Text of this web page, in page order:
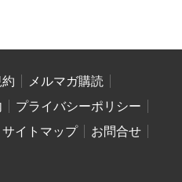
メルマガ購読
プライバシーポリシー
サイトマップ
お問合せ